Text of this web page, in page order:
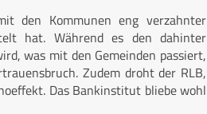
den Kommunen eng verzahnter
hat. Während es den dahinter
was mit den Gemeinden passiert,
Zudem droht der RLB,
Das Bankinstitut bliebe wohl